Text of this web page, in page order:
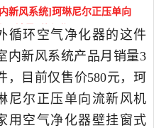
器当中性价比很高的空
净化,氧吧，由山东 德州
货。
新风系统]珂琳尼尔正压单向
月销量3件仅售580元
循环空气净化器的这件
内新风系统产品月销量3
，目前仅售价580元，珂
尼尔正压单向流新风机
用空气净化器壁挂窗式